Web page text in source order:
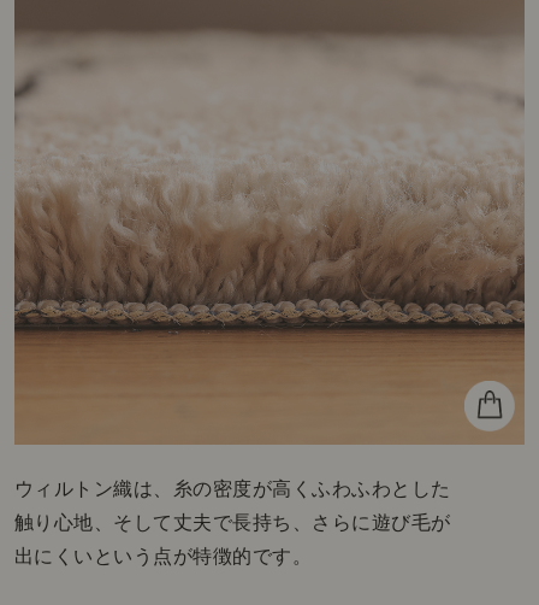
ウィルトン織は、糸の密度が高くふわふわとした
触り心地、そして丈夫で長持ち、さらに遊び毛が
出にくいという点が特徴的です。